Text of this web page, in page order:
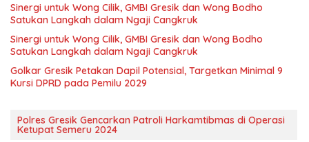
Sinergi untuk Wong Cilik, GMBI Gresik dan Wong Bodho
Satukan Langkah dalam Ngaji Cangkruk
Sinergi untuk Wong Cilik, GMBI Gresik dan Wong Bodho
Satukan Langkah dalam Ngaji Cangkruk
Golkar Gresik Petakan Dapil Potensial, Targetkan Minimal 9
Kursi DPRD pada Pemilu 2029
Polres Gresik Gencarkan Patroli Harkamtibmas di Operasi
Ketupat Semeru 2024